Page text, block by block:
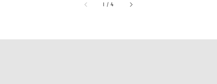
1 /accessibility.of
4